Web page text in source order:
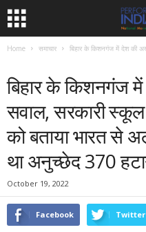
Home समाचार बिहार के किशनगंज में देश की
बिहार के किशनगंज
सवाल, सरकारी
को बताया भारत से
था अनुच्छेद 370
October 19, 2022
Facebook Twitter